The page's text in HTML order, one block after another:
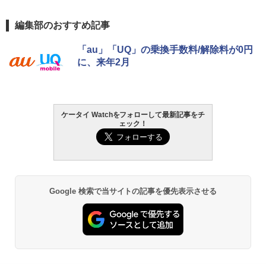
編集部のおすすめ記事
「au」「UQ」の乗換手数料/解除料が0円
に、来年2月
ケータイ Watchをフォローして最新記事をチ
ェック！
Google 検索で当サイトの記事を優先表示させる